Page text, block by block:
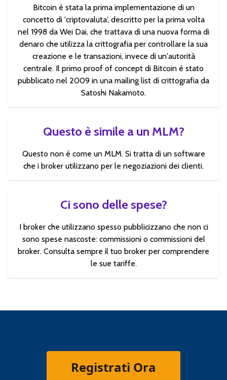
Bitcoin è stata la prima implementazione di un
concetto di 'criptovaluta', descritto per la prima volta
nel 1998 da Wei Dai, che trattava di una nuova forma di
denaro che utilizza la crittografia per controllare la sua
creazione e le transazioni, invece di un'autorità
centrale. Il primo proof of concept di Bitcoin è stato
pubblicato nel 2009 in una mailing list di crittografia da
Satoshi Nakamoto.
Questo è simile a un MLM?
Questo non è come un MLM. Si tratta di un software
che i broker utilizzano per le negoziazioni dei clienti.
Ci sono delle spese?
I broker che utilizzano spesso pubblicizzano che non ci
sono spese nascoste: commissioni o commissioni del
broker. Consulta sempre il tuo broker per comprendere
le sue tariffe.
Registrati Ora